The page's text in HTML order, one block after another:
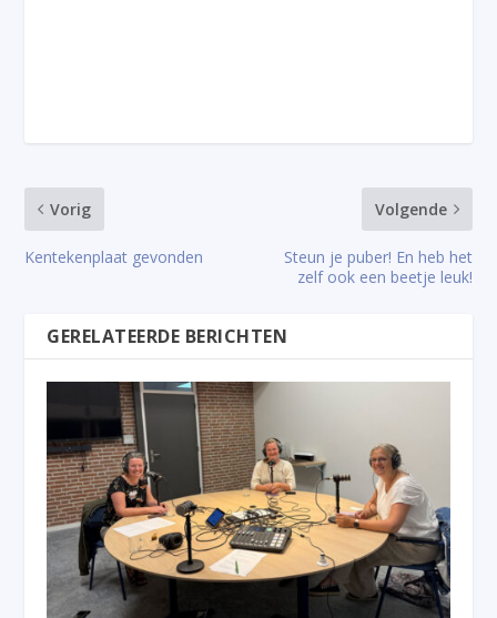
Vorig
Kentekenplaat gevonden
Volgende
Steun je puber! En heb het
zelf ook een beetje leuk!
GERELATEERDE BERICHTEN